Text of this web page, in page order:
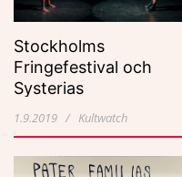
Stockholms
Fringefestival och
Systerias
performanceverk “Den
1.9.2019 / Kultwatch